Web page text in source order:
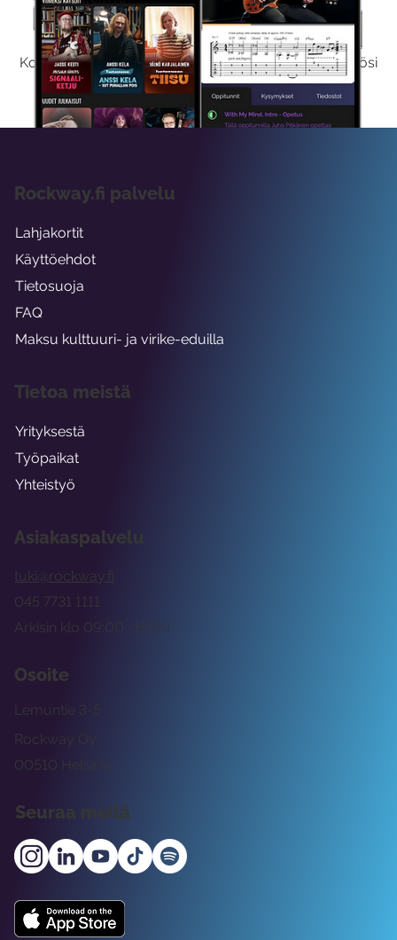
Kokeile Ilmaiseksi
Kokeilemalla ilmaiseksi saat koko sisältömme käyttöösi
viikon ajaksi.
Asiakaspalvelu
tuki@rockway.fi
Arkisin klo 09:00 -15:00
045 7731 1111
Osoite
Rockway Oy
Lemuntie 3-5
00510 Helsinki
Seuraa meitä
Rockway.fi palvelu
Lahjakortit
Käyttöehdot
Tietosuoja
FAQ
Maksu kulttuuri- ja virike-eduilla
Tietoa meistä
Yrityksestä
Työpaikat
Yhteistyö